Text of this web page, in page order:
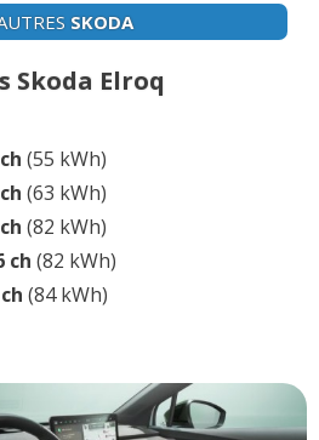
SKODA
Skoda Elroq
(55 kWh)
(63 kWh)
(82 kWh)
ch (82 kWh)
(84 kWh)